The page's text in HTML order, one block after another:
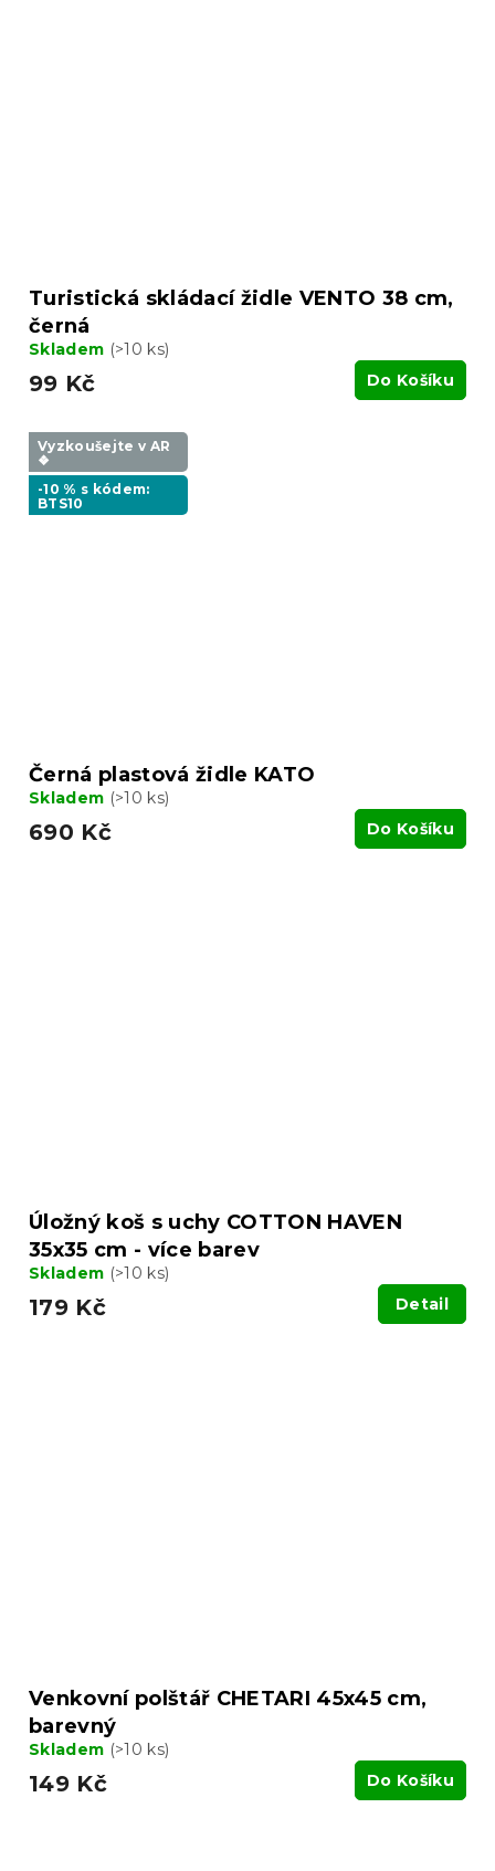
Turistická skládací židle VENTO 38 cm,
černá
Skladem (>10 ks)
99 Kč Do Košíku
Vyzkoušejte v AR
❖
-10 % s kódem:
BTS10
Černá plastová židle KATO
Skladem (>10 ks)
690 Kč Do Košíku
Úložný koš s uchy COTTON HAVEN
35x35 cm - více barev
Skladem (>10 ks)
179 Kč Detail
Venkovní polštář CHETARI 45x45 cm,
barevný
Skladem (>10 ks)
149 Kč Do Košíku